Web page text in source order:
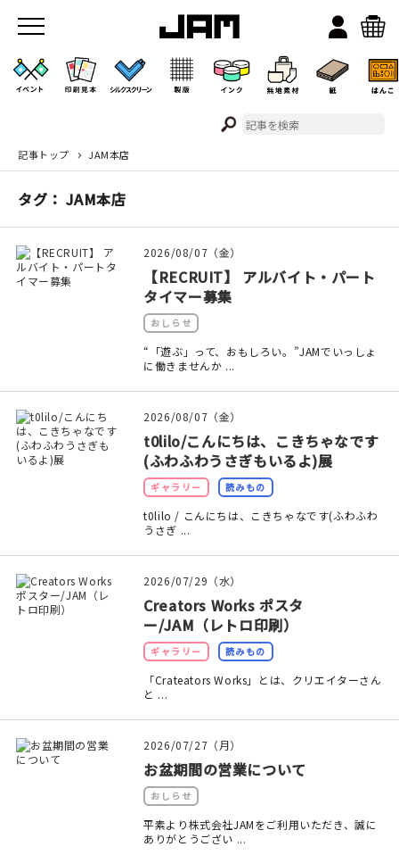
JAMのこと
お店/ワークスペース
印刷見本
シルクスクリーン
本
文房具
JAMグッズ
記事トップ JAM本店
タグ： JAM本店
2026/08/07（金）
【RECRUIT】 アルバイト・パート
タイマー募集
おしらせ
“「遊ぶ」って、おもしろい。”JAMでいっしょ
に働きませんか ...
2026/08/07（金）
t0lilo/こんにちは、こきちゃなです
(ふわふわうさぎもいるよ)展
ギャラリー 読みもの
t0lilo / こんにちは、こきちゃなです(ふわふわ
うさぎ ...
2026/07/29（水）
Creators Works ポスタ
ー/JAM（レトロ印刷）
ギャラリー 読みもの
「Crateators Works」とは、クリエイターさん
と ...
2026/07/27（月）
お盆期間の営業について
おしらせ
平素より株式会社JAMをご利用いただき、誠に
ありがとうござい ...